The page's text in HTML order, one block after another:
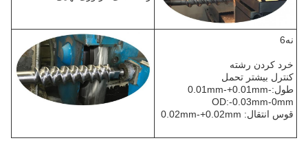
نه6
خرد کردن رشته
کنترل بیشتر تحمل
طول:-0.01mm-+0.01mm
OD:-0.03mm-0mm
قوس انتقال: 0.02mm-+0.02mm